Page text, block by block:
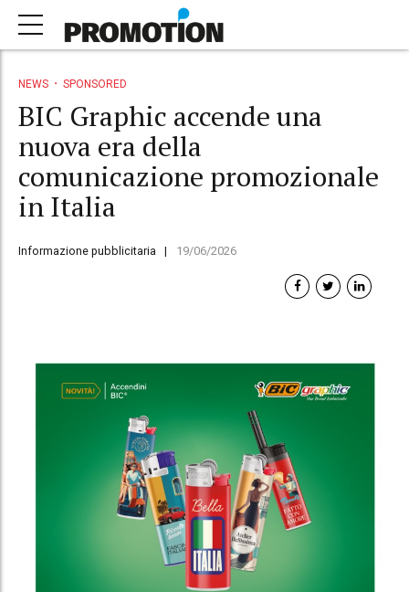
NEWS SPONSORED
BIC Graphic accende una
nuova era della
comunicazione promozionale
in Italia
Informazione pubblicitaria 19/06/2026